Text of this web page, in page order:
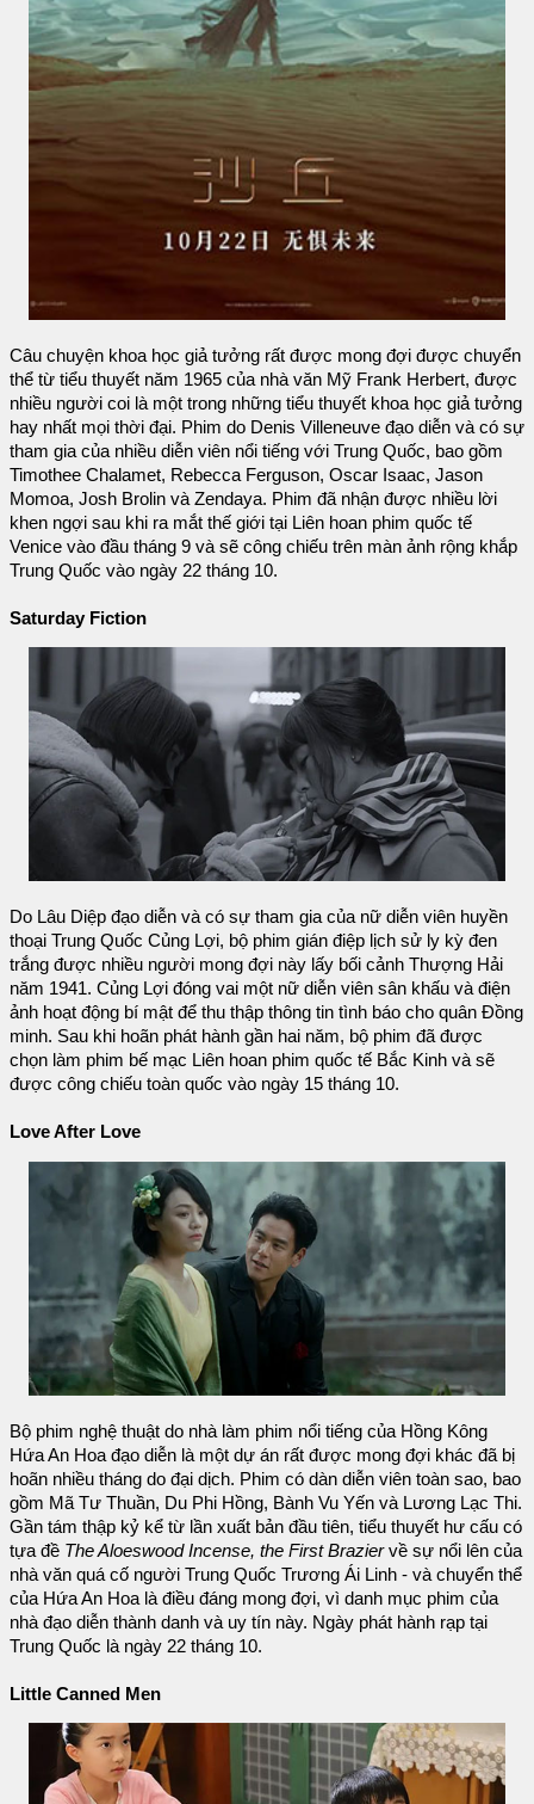
Câu chuyện khoa học giả tưởng rất được mong đợi được chuyển
thể từ tiểu thuyết năm 1965 của nhà văn Mỹ Frank Herbert, được
nhiều người coi là một trong những tiểu thuyết khoa học giả tưởng
hay nhất mọi thời đại. Phim do Denis Villeneuve đạo diễn và có sự
tham gia của nhiều diễn viên nổi tiếng với Trung Quốc, bao gồm
Timothee Chalamet, Rebecca Ferguson, Oscar Isaac, Jason
Momoa, Josh Brolin và Zendaya. Phim đã nhận được nhiều lời
khen ngợi sau khi ra mắt thế giới tại Liên hoan phim quốc tế
Venice vào đầu tháng 9 và sẽ công chiếu trên màn ảnh rộng khắp
Trung Quốc vào ngày 22 tháng 10.
Saturday Fiction
Do Lâu Diệp đạo diễn và có sự tham gia của nữ diễn viên huyền
thoại Trung Quốc Củng Lợi, bộ phim gián điệp lịch sử ly kỳ đen
trắng được nhiều người mong đợi này lấy bối cảnh Thượng Hải
năm 1941. Củng Lợi đóng vai một nữ diễn viên sân khấu và điện
ảnh hoạt động bí mật để thu thập thông tin tình báo cho quân Đồng
minh. Sau khi hoãn phát hành gần hai năm, bộ phim đã được
chọn làm phim bế mạc Liên hoan phim quốc tế Bắc Kinh và sẽ
được công chiếu toàn quốc vào ngày 15 tháng 10.
Love After Love
Bộ phim nghệ thuật do nhà làm phim nổi tiếng của Hồng Kông
Hứa An Hoa đạo diễn là một dự án rất được mong đợi khác đã bị
hoãn nhiều tháng do đại dịch. Phim có dàn diễn viên toàn sao, bao
gồm Mã Tư Thuần, Du Phi Hồng, Bành Vu Yến và Lương Lạc Thi.
Gần tám thập kỷ kể từ lần xuất bản đầu tiên, tiểu thuyết hư cấu có
tựa đề The Aloeswood Incense, the First Braziervề sự nổi lên của
nhà văn quá cố người Trung Quốc Trương Ái Linh - và chuyển thể
của Hứa An Hoa là điều đáng mong đợi, vì danh mục phim của
nhà đạo diễn thành danh và uy tín này. Ngày phát hành rạp tại
Trung Quốc là ngày 22 tháng 10.
Little Canned Men